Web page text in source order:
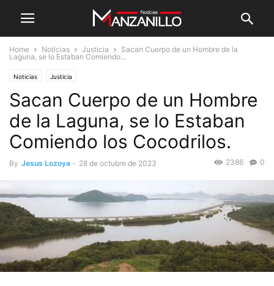
Home Noticias Justicia
Sacan Cuerpo de un Hombre de la
Laguna, se lo Estaban Comiendo...
Noticias Justicia
Sacan Cuerpo de un Hombre
de la Laguna, se lo Estaban
Comiendo los Cocodrilos.
By Jesus Lozoya - 28 de octubre de 2023 0
2386